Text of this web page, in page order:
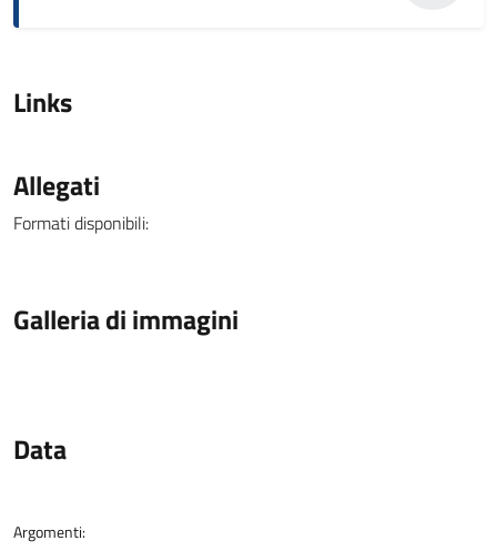
Links
Allegati
Formati disponibili:
Galleria di immagini
Data
Argomenti: